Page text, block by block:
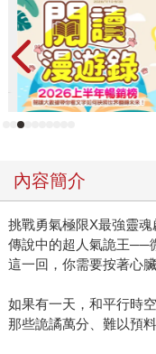
內容簡介
挑戰勇氣極限X最強靈魂
傳說中的超人氣詭王──
這一回，你需要按著心
如果有一天，和平行時
那些詭譎萬分、難以預